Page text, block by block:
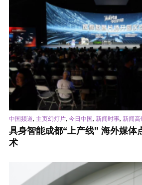
中国频道, 主页幻灯片, 今日中国, 新闻时事, 新闻高
具身智能成都“上产线” 海外媒体
术